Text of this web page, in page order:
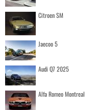
Citroen SM
Jaecoo 5
Audi Q7 2025
Alfa Romeo Montreal